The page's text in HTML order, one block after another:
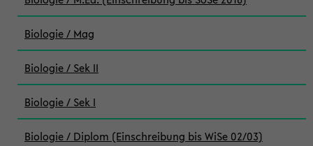
Biologie / Mag
Biologie / Sek II
Biologie / Sek I
Biologie / Diplom (Einschreibung bis WiSe 02/03)